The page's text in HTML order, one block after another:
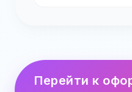
Перейти к